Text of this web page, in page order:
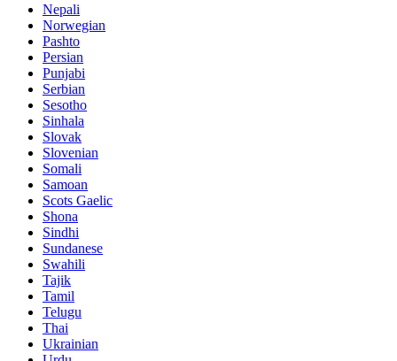
Nepali
Norwegian
Pashto
Persian
Punjabi
Serbian
Sesotho
Sinhala
Slovak
Slovenian
Somali
Samoan
Scots Gaelic
Shona
Sindhi
Sundanese
Swahili
Tajik
Tamil
Telugu
Thai
Ukrainian